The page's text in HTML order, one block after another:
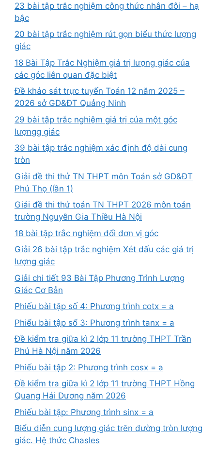
23 bài tập trắc nghiệm công thức nhân đôi – hạ
bậc
20 bài tập trắc nghiệm rút gọn biểu thức lượng
giác
18 Bài Tập Trắc Nghiệm giá trị lượng giác của
các góc liên quan đặc biệt
Đề khảo sát trực tuyến Toán 12 năm 2025 –
2026 sở GD&ĐT Quảng Ninh
29 bài tập trắc nghiệm giá trị của một góc
lượngg giác
39 bài tập trắc nghiệm xác định độ dài cung
tròn
Giải đề thi thử TN THPT môn Toán sở GD&ĐT
Phú Thọ (lần 1)
Giải đề thi thử toán TN THPT 2026 môn toán
trường Nguyễn Gia Thiều Hà Nội
18 bài tập trắc nghiệm đổi đơn vị góc
Giải 26 bài tập trắc nghiệm Xét dấu các giá trị
lượng giác
Giải chi tiết 93 Bài Tập Phương Trình Lượng
Giác Cơ Bản
Phiếu bài tập số 4: Phương trình cotx = a
Phiếu bài tập số 3: Phương trình tanx = a
Đề kiểm tra giữa kì 2 lớp 11 trường THPT Trần
Phú Hà Nội năm 2026
Phiếu bài tập 2: Phương trình cosx = a
Đề kiểm tra giữa kì 2 lớp 11 trường THPT Hồng
Quang Hải Dương năm 2026
Phiếu bài tập: Phương trình sinx = a
Biểu diễn cung lượng giác trên đường tròn lượng
giác. Hệ thức Chasles